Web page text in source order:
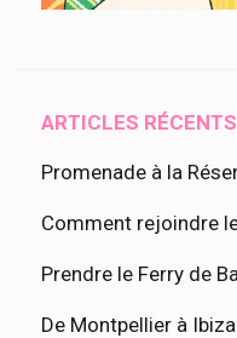
ARTICLES RÉCENTS
Promenade à la
Comment rejoindre
Prendre le Ferry de
De Montpellier à